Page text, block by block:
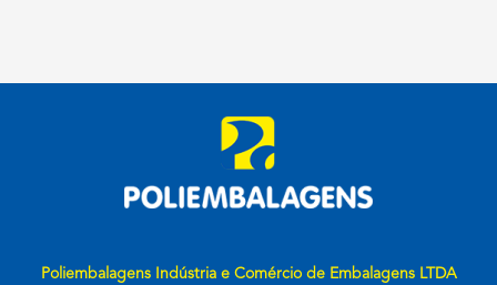
Poliembalagens Indústria e Comércio de Embalagens LTDA